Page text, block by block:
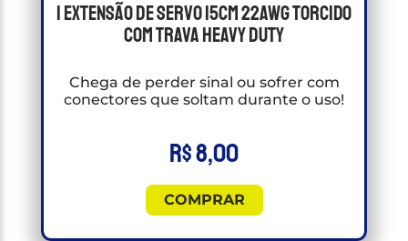
1 Extensão de Servo 15cm 22awg Torcido
Com Trava Heavy Duty
Chega de perder sinal ou sofrer com
conectores que soltam durante o uso!
R$8,00
COMPRAR